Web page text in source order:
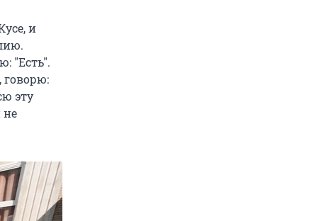
и
"Есть".
говорю:
эту
не